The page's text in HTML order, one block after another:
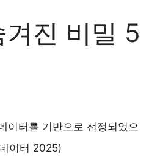
진 비밀 5
이터를 기반으로 선정되었으
이터 2025)